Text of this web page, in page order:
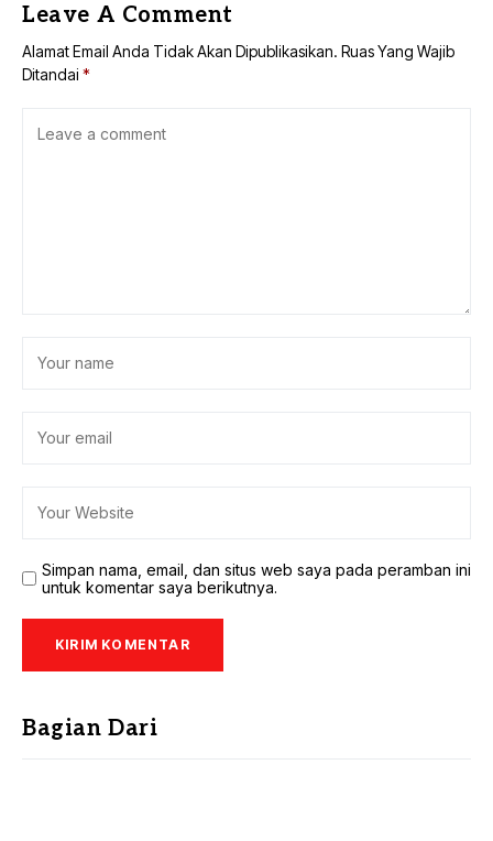
Leave A Comment
Alamat Email Anda Tidak Akan Dipublikasikan. Ruas Yang Wajib
Ditandai *
Simpan nama, email, dan situs web saya pada peramban ini
untuk komentar saya berikutnya.
Bagian Dari